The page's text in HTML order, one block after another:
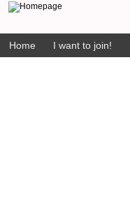
Home I want to join!